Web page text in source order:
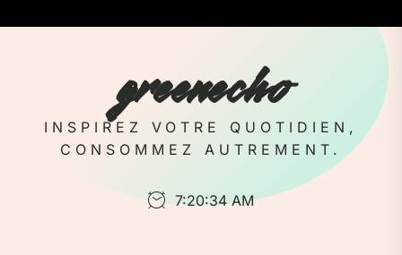
to
greenecho
INSPIREZ VOTRE QUOTIDIEN,
CONSOMMEZ AUTREMENT.
7:20:35 AM